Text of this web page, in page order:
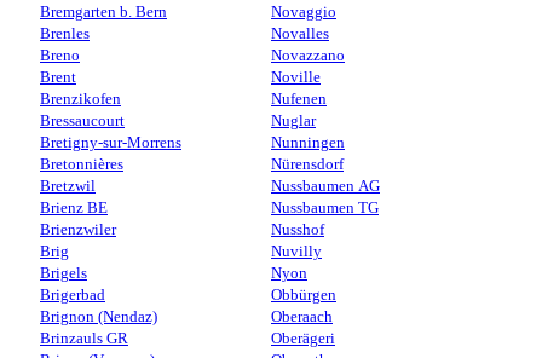
Bremgarten b. Bern
Brenles
Breno
Brent
Brenzikofen
Bressaucourt
Bretigny-sur-Morrens
Bretonnières
Bretzwil
Brienz BE
Brienzwiler
Brig
Brigels
Brigerbad
Brignon (Nendaz)
Brinzauls GR
Novaggio
Novalles
Novazzano
Noville
Nufenen
Nuglar
Nunningen
Nürensdorf
Nussbaumen AG
Nussbaumen TG
Nusshof
Nuvilly
Nyon
Obbürgen
Oberaach
Oberägeri